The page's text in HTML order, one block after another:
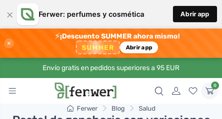
× Ferwer: perfumes y cosmética Abrir app
×
⚡¡Descuento SUMMER ahora mismo!
SUMMER Abrir app
Envío gratis en pedidos superiores a 95 EUR
0
Ferwer Blog Salud